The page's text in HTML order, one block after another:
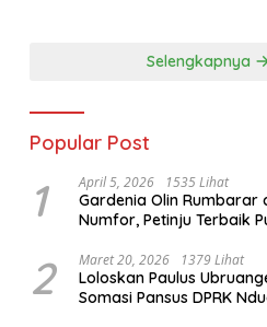
Selengkapnya
Popular Post
1 April 5, 2026 1535 Lihat
Gardenia Olin Rumbarar
Numfor, Petinju Terbaik
2 Maret 20, 2026 1379 Lihat
Loloskan Paulus
Somasi Pansus DPRK